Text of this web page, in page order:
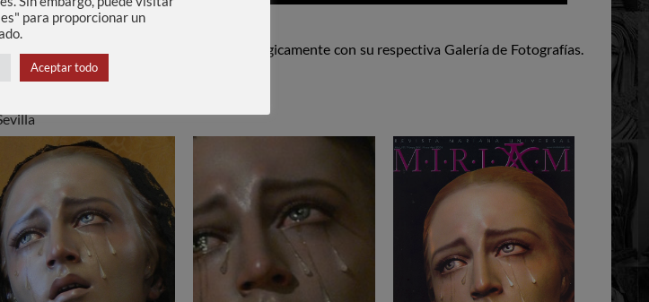
todas las obras realizadas cronológicamente con su respectiva Galería de Fotografías.
fotografías con más detalle.
para proporcionar un
Aceptar todo